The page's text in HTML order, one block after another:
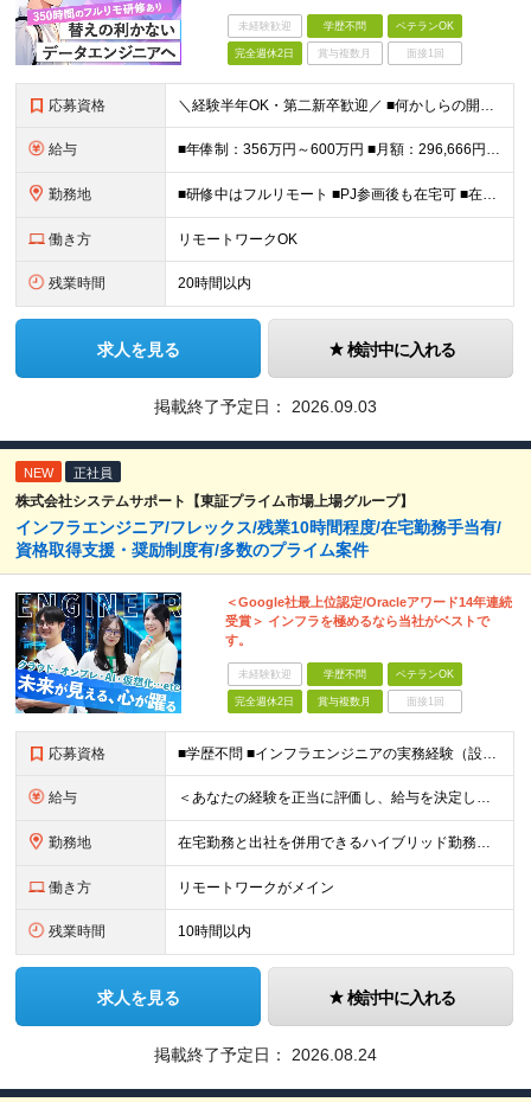
未経験歓迎 学歴不問 ベテランOK
完全週休2日 賞与複数月 面接1回
応募資格 ＼経験半年OK・第二新卒歓迎／ ■何かしらの開発経験をお持ちの方※使用言語不問 ■学歴不問 ＊幅広い技術に挑戦したい方を歓迎！ ＼＼こんな方にピッタリ／／ □モダンな開発環境にチャレンジしたい方 □
給与 ■年俸制：356万円～600万円 ■月額：296,666円～500,000円 ※スキル・経験を考慮し決定 ※上記には固定残業代（45時間分／75,375円〜127,980円）を含む ※超過分は別途支
勤務地 ■研修中はフルリモート ■PJ参画後も在宅可 ■在宅勤務手当あり ＜本社＞ 東京都新宿区西新宿8-17-1 住友不動産新宿グランドタワー27階 ※転勤なし （変更の範囲）会社の定める事業所
働き方 リモートワークOK
残業時間 20時間以内
求人を見る 検討中に入れる
掲載終了予定日： 2026.09.03
NEW 正社員
株式会社システムサポート【東証プライム市場上場グループ】
インフラエンジニア/フレックス/残業10時間程度/在宅勤務手当有/
資格取得支援・奨励制度有/多数のプライム案件
＜Google社最上位認定/Oracleアワード14年連続
受賞＞ インフラを極めるなら当社がベストで
す。
未経験歓迎 学歴不問 ベテランOK
完全週休2日 賞与複数月 面接1回
応募資格 ■学歴不問 ■インフラエンジニアの実務経験（設計～構築フェーズを想定） ★Google Cloud・OCI・AWS・Azureなどクラウド技術は問いませんが、経験・知見が深い方は優遇します！ ＜この
給与 ＜あなたの経験を正当に評価し、給与を決定します！＞ 想定年収500万円～1,000万円 └月給34万3000円～＋賞与年2回 ◎在宅勤務手当あり ◎交通費100％支給 ◎資格取得奨励制度(一時金/資格
勤務地 在宅勤務と出社を併用できるハイブリッド勤務！ （出社は週1～3日程度ですが、ご希望に合わせて柔軟に対応可能です。） ≪東京オフィス≫ 東京都新宿区西新宿2-6-1 新宿住友ビル26F ※(業務の変
働き方 リモートワークがメイン
残業時間 10時間以内
求人を見る 検討中に入れる
掲載終了予定日： 2026.08.24